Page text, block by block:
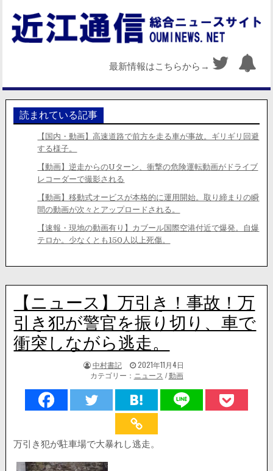
最新情報はこちらから→
読まれている記事
【国内・動画】高速道路で前方を走る車が事故。ギリギリ回避
する様子。
【動画】逆走からのUターン、衝撃の危険運転動画がドライブ
レコーダーで撮影される
【動画】移動式オービスが本格的に運用開始。取り締まりの瞬
間の動画が次々とアップロードされる。
【速報・現地の動画有り】カブール国際空港付近で爆発。自爆
テロか。少なくとも150人以上死傷。
【ニュース】万引き！事故！万
引き犯が警官を振り切り、車で
衝突しながら逃走。
著
者:
中村書記
掲
載
日：
2021年11月4日
カテゴリー： ニュース /動画
万引き犯が駐車場で大暴れし逃走。